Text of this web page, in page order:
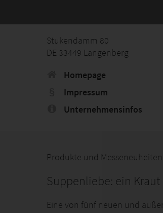
Stukendamm 80
DE 33449 Langenberg
Homepage
Impressum
Unternehmensinfos
Produkte und Messeneuheiten
Suppenliebe: ein
Eine von fünf neuen und